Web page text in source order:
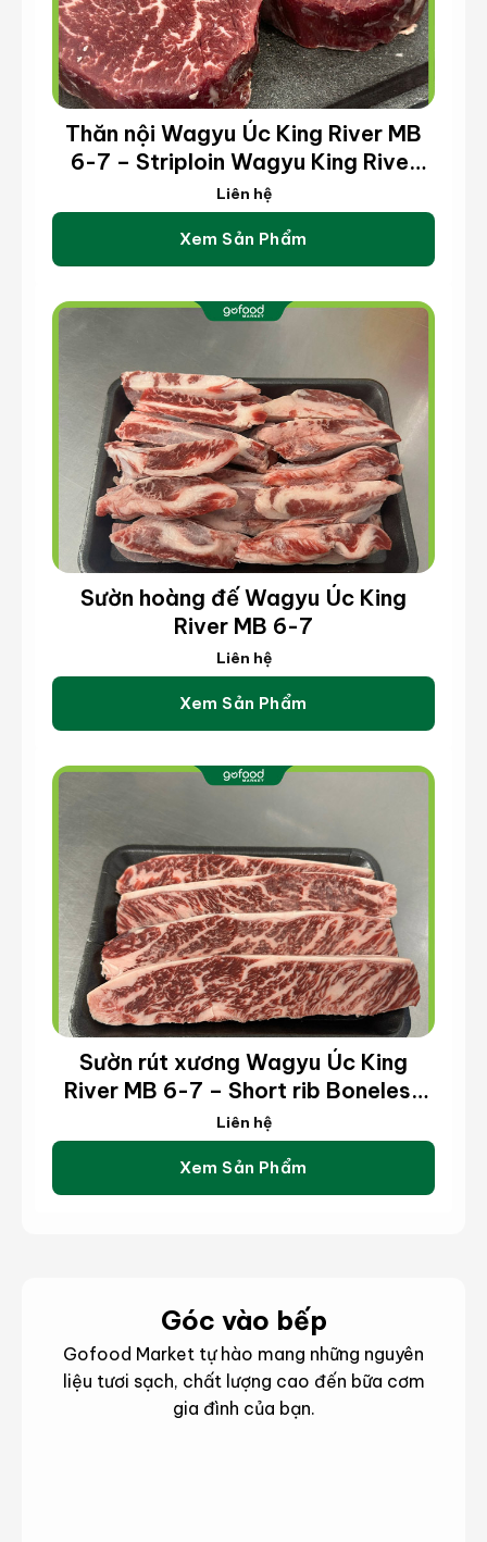
Thăn nội Wagyu Úc King River MB
6-7 – Striploin Wagyu King River
MB 6-7 (kg)
Liên hệ
Xem Sản Phẩm
Sườn hoàng đế Wagyu Úc King
River MB 6-7
Liên hệ
Xem Sản Phẩm
Sườn rút xương Wagyu Úc King
River MB 6-7 – Short rib Boneless
Wagyu King River MB 6-7 (kg)
Liên hệ
Xem Sản Phẩm
Góc vào bếp
Gofood Market tự hào mang những nguyên
liệu tươi sạch, chất lượng cao đến bữa cơm
gia đình của bạn.